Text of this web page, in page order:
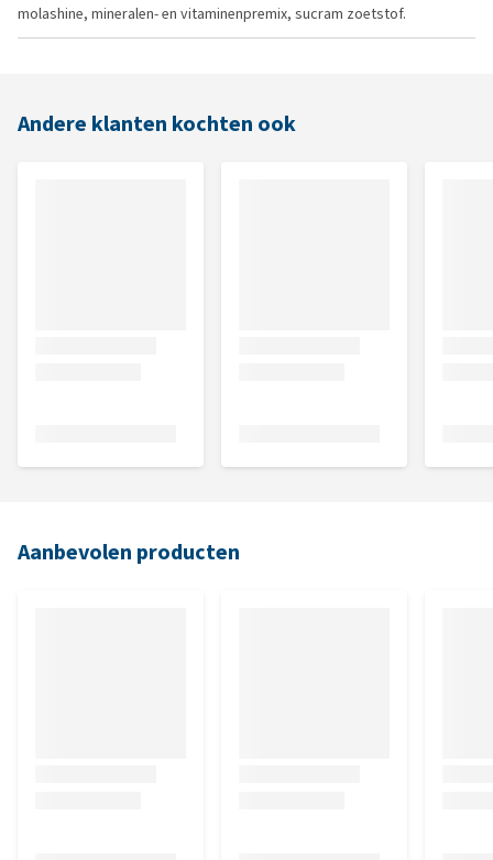
molashine, mineralen- en vitaminenpremix, sucram zoetstof.
Andere klanten kochten ook
Aanbevolen producten